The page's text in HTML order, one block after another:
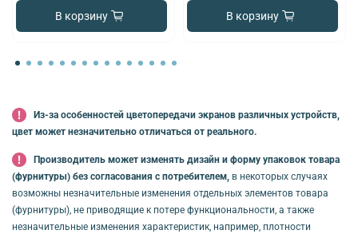
В корзину В корзину
Из-за особенностей цветопередачи экранов различных устройств,
цвет может незначительно отличаться от реального.
Производитель может изменять дизайн и форму упаковок товара
(фурнитуры) без согласования с потребителем, в некоторых случаях
возможны незначительные изменения отдельных элементов товара
(фурнитуры), не приводящие к потере функциональности, а также
незначительные изменения характеристик, например, плотности